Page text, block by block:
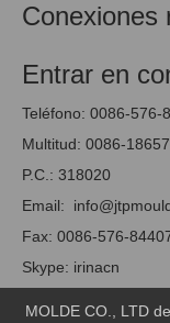
Conexiones
Entrar en
Teléfono: 0086-576-
Multitud: 0086-
P.C.: 318020
Email:
Fax: 0086-576-
Skype: irinacn
MOLDE CO., LTD